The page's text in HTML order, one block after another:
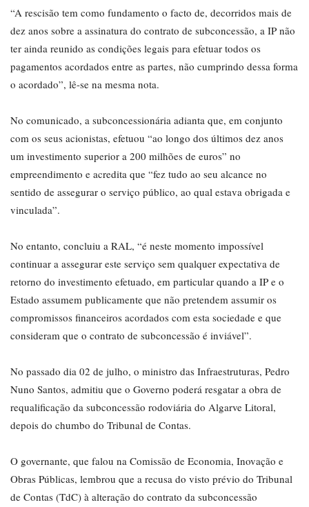
“A rescisão tem como fundamento o facto de, decorridos mais de
dez anos sobre a assinatura do contrato de subconcessão, a IP não
ter ainda reunido as condições legais para efetuar todos os
pagamentos acordados entre as partes, não cumprindo dessa forma
o acordado”, lê-se na mesma nota.
No comunicado, a subconcessionária adianta que, em conjunto
com os seus acionistas, efetuou “ao longo dos últimos dez anos
um investimento superior a 200 milhões de euros” no
empreendimento e acredita que “fez tudo ao seu alcance no
sentido de assegurar o serviço público, ao qual estava obrigada e
vinculada”.
No entanto, concluiu a RAL, “é neste momento impossível
continuar a assegurar este serviço sem qualquer expectativa de
retorno do investimento efetuado, em particular quando a IP e o
Estado assumem publicamente que não pretendem assumir os
compromissos financeiros acordados com esta sociedade e que
consideram que o contrato de subconcessão é inviável”.
No passado dia 02 de julho, o ministro das Infraestruturas, Pedro
Nuno Santos, admitiu que o Governo poderá resgatar a obra de
requalificação da subconcessão rodoviária do Algarve Litoral,
depois do chumbo do Tribunal de Contas.
O governante, que falou na Comissão de Economia, Inovação e
Obras Públicas, lembrou que a recusa do visto prévio do Tribunal
de Contas (TdC) à alteração do contrato da subconcessão